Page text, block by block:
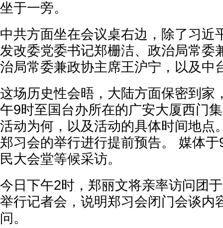
坐于一旁。
中共方面坐在会议桌右边，除了习近
发改委党委书记郑栅洁、政治局常委
治局常委兼政协主席王沪宁，以及中
这场历史性会晤，大陆方面保密到家
午9时至国台办所在的广安大厦西门
活动为何，以及活动的具体时间地点
郑习会的举行进行提前预告。 媒体
民大会堂等候采访。
今日下午2时，郑丽文将亲率访问团
举行记者会，说明郑习会闭门会谈内
问。